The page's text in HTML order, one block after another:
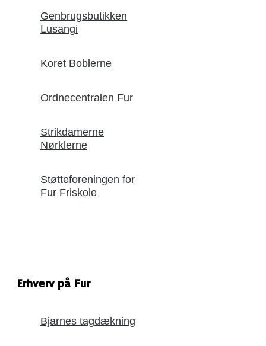
Genbrugsbutikken
Lusangi
Koret Boblerne
Ordnecentralen Fur
Strikdamerne
Nørklerne
Støtteforeningen for
Fur Friskole
Erhverv på Fur
Bjarnes tagdækning